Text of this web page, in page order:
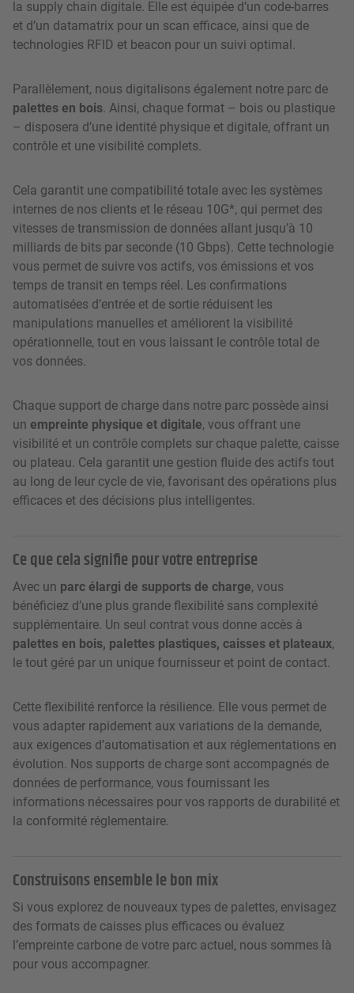
la supply chain digitale. Elle est équipée d’un code-barres
et d’un datamatrix pour un scan efficace, ainsi que de
technologies RFID et beacon pour un suivi optimal.
Parallèlement, nous digitalisons également notre parc de
palettes en bois. Ainsi, chaque format – bois ou plastique
– disposera d’une identité physique et digitale, offrant un
contrôle et une visibilité complets.
Cela garantit une compatibilité totale avec les systèmes
internes de nos clients et le réseau 10G*, qui permet des
vitesses de transmission de données allant jusqu’à 10
milliards de bits par seconde (10 Gbps). Cette technologie
vous permet de suivre vos actifs, vos émissions et vos
temps de transit en temps réel. Les confirmations
automatisées d’entrée et de sortie réduisent les
manipulations manuelles et améliorent la visibilité
opérationnelle, tout en vous laissant le contrôle total de
vos données.
Chaque support de charge dans notre parc possède ainsi
un empreinte physique et digitale, vous offrant une
visibilité et un contrôle complets sur chaque palette, caisse
ou plateau. Cela garantit une gestion fluide des actifs tout
au long de leur cycle de vie, favorisant des opérations plus
efficaces et des décisions plus intelligentes.
Ce que cela signifie pour votre entreprise
Avec un parc élargi de supports de charge, vous
bénéficiez d’une plus grande flexibilité sans complexité
supplémentaire. Un seul contrat vous donne accès à
palettes en bois, palettes plastiques, caisses et plateaux,
le tout géré par un unique fournisseur et point de contact.
Cette flexibilité renforce la résilience. Elle vous permet de
vous adapter rapidement aux variations de la demande,
aux exigences d’automatisation et aux réglementations en
évolution. Nos supports de charge sont accompagnés de
données de performance, vous fournissant les
informations nécessaires pour vos rapports de durabilité et
la conformité réglementaire.
Construisons ensemble le bon mix
Si vous explorez de nouveaux types de palettes, envisagez
des formats de caisses plus efficaces ou évaluez
l’empreinte carbone de votre parc actuel, nous sommes là
pour vous accompagner.